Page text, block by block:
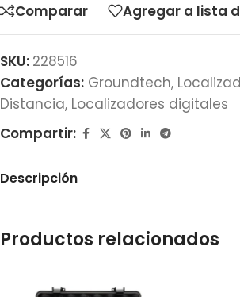
Comparar
Agregar a lista
SKU: 228516
Categorías: Groundtech,
Distancia, Localizadores digitales
Compartir:
Descripción
Productos relacionados